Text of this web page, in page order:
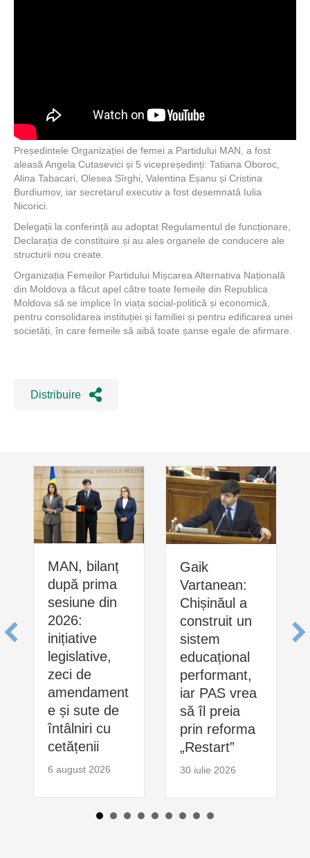
Președintele Organizației de femei a Partidului MAN, a fost
aleasă Angela Cutasevici și 5 vicepreședinți: Tatiana Oboroc,
Alina Tabacari, Olesea Sîrghi, Valentina Eșanu și Cristina
Burdiumov, iar secretarul executiv a fost desemnată Iulia
Nicorici.
Delegații la conferință au adoptat Regulamentul de funcționare,
Declarația de constituire și au ales organele de conducere ale
structurii nou create.
Organizația Femeilor Partidului Mișcarea Alternativa Națională
din Moldova a făcut apel către toate femeile din Republica
Moldova să se implice în viața social-politică și economică,
pentru consolidarea instituției și familiei și pentru edificarea unei
societăți, în care femeile să aibă toate șanse egale de afirmare.
Distribuire
MAN, bilanț
după prima
sesiune din
2026:
inițiative
legislative,
zeci de
amendament
e și sute de
întâlniri cu
cetățenii
6 august 2026
Gaik
Vartanean:
Chișinăul a
construit un
sistem
educațional
performant,
iar PAS vrea
să îl preia
prin reforma
„Restart”
30 iulie 2026